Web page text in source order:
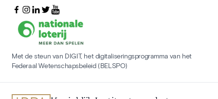
Met de steun van DIGIT, het digitaliseringsprogramma van het
Federaal Wetenschapsbeleid (BELSPO)